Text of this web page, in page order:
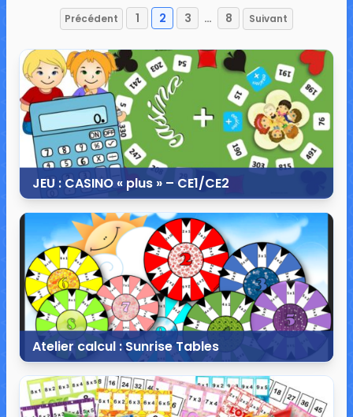
Pagination
des
publications
Précédent 1 2 3 … 8 Suivant
JEU : CASINO « plus » – CE1/CE2
5 mai 2020
3 commentaires
9 734 vues
Atelier calcul : Sunrise Tables
17 mars 2020
6 commentaires
24 927 vues